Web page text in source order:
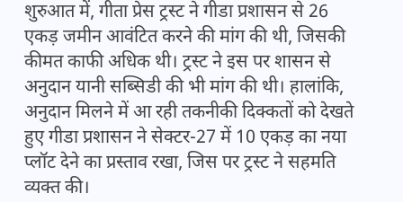
शुरुआत में, गीता प्रेस ट्रस्ट ने गीडा प्रशासन से 26
एकड़ जमीन आवंटित करने की मांग की थी, जिसकी
कीमत काफी अधिक थी। ट्रस्ट ने इस पर शासन से
अनुदान यानी सब्सिडी की भी मांग की थी। हालांकि,
अनुदान मिलने में आ रही तकनीकी दिक्कतों को देखते
हुए गीडा प्रशासन ने सेक्टर-27 में 10 एकड़ का नया
प्लॉट देने का प्रस्ताव रखा, जिस पर ट्रस्ट ने सहमति
व्यक्त की।